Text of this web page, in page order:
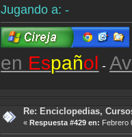
Jugando a: -
en Español -
Re: Enciclopedias,
« Respuesta #429 en: Febrero